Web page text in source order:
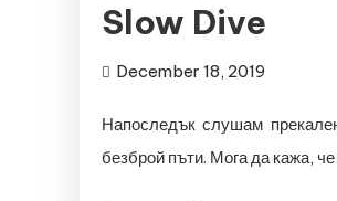
Slow Dive
December 18, 2019
Напоследък слушам
безброй пъти. Мога да кажа,